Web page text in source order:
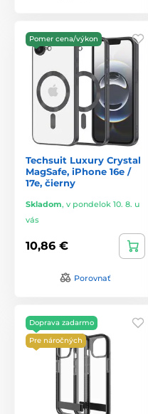
Pomer cena/výkon
Techsuit Luxury Crystal
MagSafe, iPhone 16e /
17e, čierny
Skladom, v pondelok 10. 8. u
vás
10,86 €
Porovnať
Doprava zadarmo
Pre náročných